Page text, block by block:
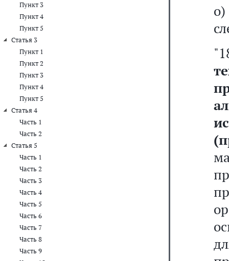
Пункт 3
Пункт 4
Пункт 5
Статья 3
Пункт 1
Пункт 2
Пункт 3
Пункт 4
Пункт 5
Статья 4
Часть 1
Часть 2
Статья 5
Часть 1
Часть 2
Часть 3
Часть 4
Часть 5
Часть 6
Часть 7
Часть 8
Часть 9